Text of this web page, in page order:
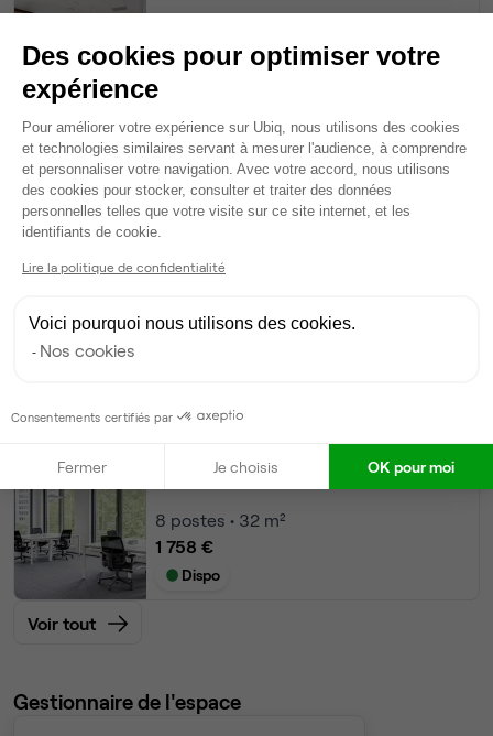
postes • 80 m²
4 394 €
Bureau privé• 3ème étage
postes • 60 m²
3 296 €
Dispo
Bureau privé• 3ème étage
8 postes • 32 m²
1 758 €
Dispo
Voir tout
Gestionnaire de l'espace
Des cookies pour optimiser votre
expérience
Plateforme de Gestion du
Pour améliorer votre expérience sur Ubiq, nous utilisons des cookies
et technologies similaires servant à mesurer l'audience, à comprendre
et personnaliser votre navigation. Avec votre accord, nous utilisons
des cookies pour stocker, consulter et traiter des données
personnelles telles que votre visite sur ce site internet, et les
identifiants de cookie.
Lire la politique de confidentialité
Voici pourquoi nous utilisons des cookies.
Nos cookies
Consentements certifiés par
Fermer Je choisis OK pour moi